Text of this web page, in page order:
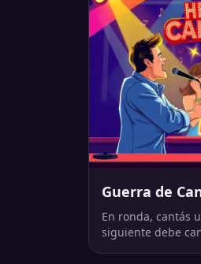
Guerra de
En ronda, cantás
siguiente debe